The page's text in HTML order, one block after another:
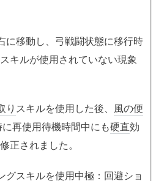
に移動し、弓戦闘状態に移行時
スキルが使用されていない現象
り スキルを使用した後、 風の便
再使用待機時間中にも硬直効
正されました。
グスキルを使用中極：回避ショ